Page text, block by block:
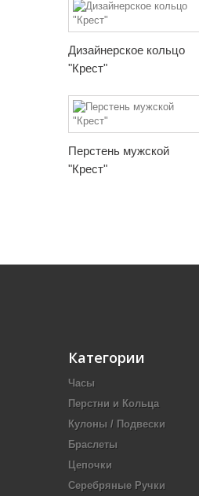
Дизайнерское кольцо
"Крест"
Перстень мужской
"Крест"
Категории
Часы
Перстни и Кольца
Кулоны / Подвески
Браслеты
Цепочки
Серебряные Ручки